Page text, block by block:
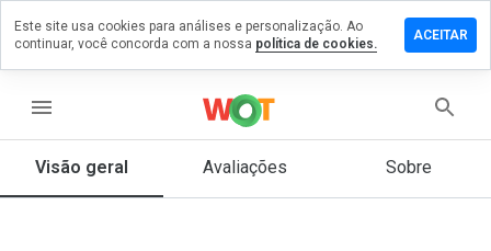
menu
Visão geral Avaliações Sobre
um
em
De 1
Este site usa cookies para análises e personalização. Ao
continuar, você concorda com a nossa política de cookies.
ACEITAR